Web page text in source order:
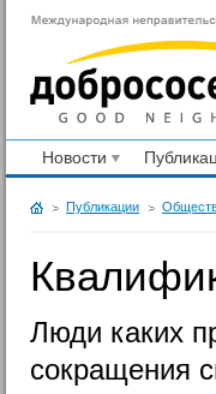
Новости
Публикации
Люди каких
сокращения